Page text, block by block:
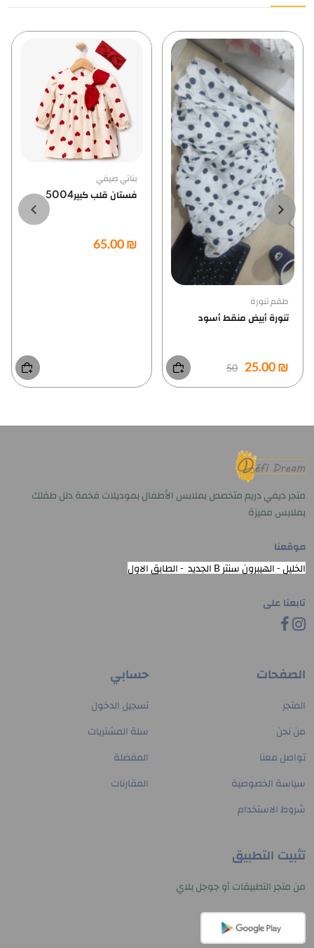
بناتي صيفي
فستان قلب كبير5004
₪ 65.00
Newborn
بدلة قطن بيبي ولادي
₪ 50.00
متجر ديفي دريم متخصص بملابس الأطفال بموديلات فخمة دلل طفلك
بملابس مميزة
موقعنا
الخليل - الهيبرون سنتر B الجديد - الطابق الاول
تابعنا على
الصفحات
المتجر
من نحن
تواصل معنا
سياسة الخصوصية
شروط الاستخدام
حسابي
تسجيل الدخول
سلة المشتريات
المفضلة
المقارنات
تثبيت التطبيق
من متجر التطبيقات أو جوجل بلاي